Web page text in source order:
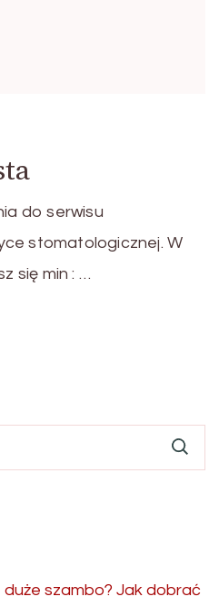
do serwisu
stomatologicznej. W
się min : …
duże szambo? Jak dobrać